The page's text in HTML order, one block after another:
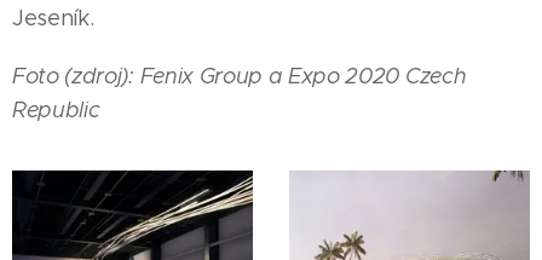
Jeseník.
Foto (zdroj): Fenix Group a Expo 2020 Czech
Republic